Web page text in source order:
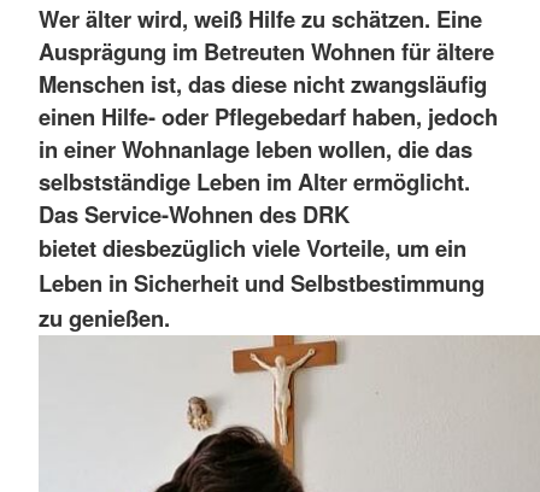
Wer älter wird, weiß Hilfe zu schätzen. Eine
Ausprägung im Betreuten Wohnen für ältere
Menschen ist, das diese nicht zwangsläufig
einen Hilfe- oder Pflegebedarf haben, jedoch
in einer Wohnanlage leben wollen, die das
selbstständige Leben im Alter ermöglicht.
Das Service-Wohnen des DRK
bietetdiesbezüglich viele Vorteile, umein
Leben in Sicherheit und Selbstbestimmung
zu genießen.